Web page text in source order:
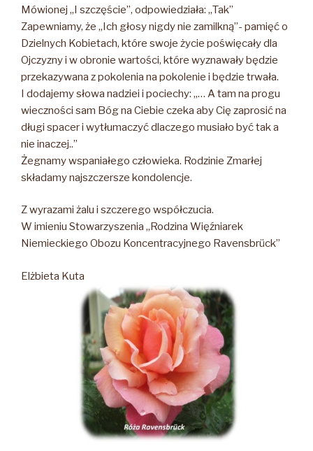
Mówionej „I szczęście”, odpowiedziała: „Tak”
Zapewniamy, że „Ich głosy nigdy nie zamilkną”- pamięć o
Dzielnych Kobietach, które swoje życie poświęcały dla
Ojczyzny i w obronie wartości, które wyznawały będzie
przekazywana z pokolenia na pokolenie i będzie trwała.
I dodajemy słowa nadziei i pociechy: „… A tam na progu
wieczności sam Bóg na Ciebie czeka aby Cię zaprosić na
długi spacer i wytłumaczyć dlaczego musiało być tak a
nie inaczej..”
Żegnamy wspaniałego człowieka. Rodzinie Zmarłej
składamy najszczersze kondolencje.
Z wyrazami żalu i szczerego współczucia.
W imieniu Stowarzyszenia „Rodzina Więźniarek
Niemieckiego Obozu Koncentracyjnego Ravensbrück”
Elżbieta Kuta